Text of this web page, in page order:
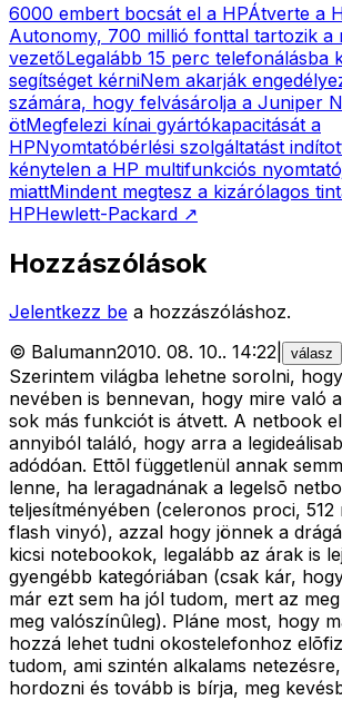
6000 embert bocsát el a HPÁtverte a
Autonomy, 700 millió fonttal tartozik a
vezetőLegalább 15 perc telefonálásba
segítséget kérniNem akarják
számára, hogy felvásárolja a Juniper
ötMegfelezi kínai gyártókapacitását a
HPNyomtatóbérlési szolgáltatást
kénytelen a HP multifunkciós
miattMindent megtesz a kizárólagos
HPHewlett-Packard ↗
Hozzászólások
Jelentkezz be a hozzászóláshoz.
© Balumann2010. 08. 10.. 14:22 válasz
Szerintem világba lehetne sorolni,
nevében is bennevan, hogy mire való
sok más funkciót is átvett. A netbook
annyiból találó, hogy arra a
adódóan. Ettõl függetlenül annak
lenne, ha leragadnának a legelsõ
teljesítményében (celeronos proci, 512
flash vinyó), azzal hogy jönnek a
kicsi notebookok, legalább az árak is
gyengébb kategóriában (csak kár,
már ezt sem ha jól tudom, mert az
meg valószínûleg). Pláne most, hogy
hozzá lehet tudni okostelefonhoz
tudom, ami szintén alkalams
hordozni és tovább is bírja, meg